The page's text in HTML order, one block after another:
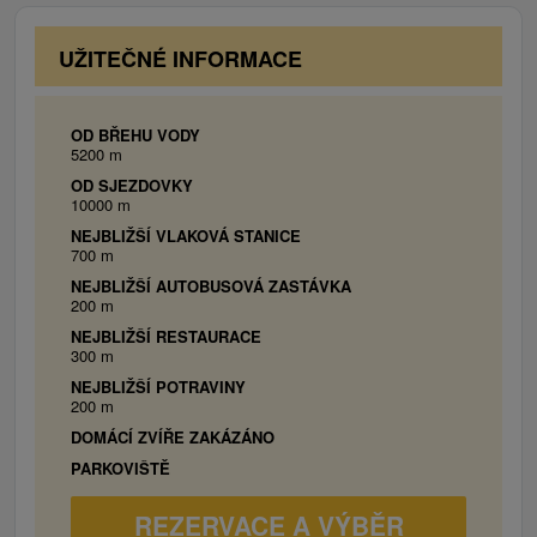
UŽITEČNÉ INFORMACE
OD BŘEHU VODY
5200 m
OD SJEZDOVKY
10000 m
NEJBLIŽŠÍ VLAKOVÁ STANICE
700 m
NEJBLIŽŠÍ AUTOBUSOVÁ ZASTÁVKA
200 m
NEJBLIŽŠÍ RESTAURACE
300 m
NEJBLIŽŠÍ POTRAVINY
200 m
DOMÁCÍ ZVÍŘE ZAKÁZÁNO
PARKOVIŠTĚ
REZERVACE A VÝBĚR